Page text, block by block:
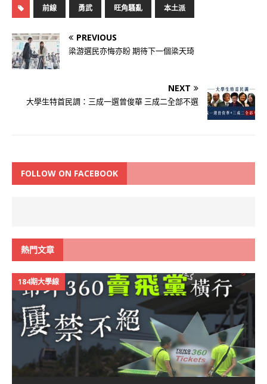
前線 勇武 旺角騷亂 本土派
PREVIOUS
梁游選民亦悔亦盼 期待下一個梁天琦
NEXT
大學生特首民調：三成一選曾俊華 三成二全部不選
FOLLOW ON FACEBOOK
熱門文章
184期大學線